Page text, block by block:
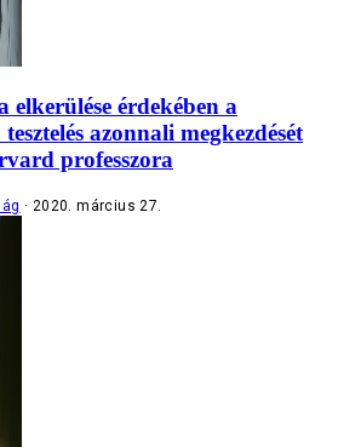
elkerülése érdekében a
azonnali megkezdését
professzora
2020. március 27.